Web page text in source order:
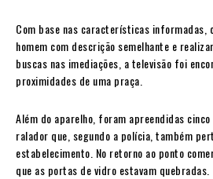
Com base nas características informadas,
homem com descrição semelhante e
buscas nas imediações, a televisão foi
proximidades de uma praça.
Além do aparelho, foram apreendidas
ralador que, segundo a polícia, também
estabelecimento. No retorno ao ponto
que as portas de vidro estavam quebradas.